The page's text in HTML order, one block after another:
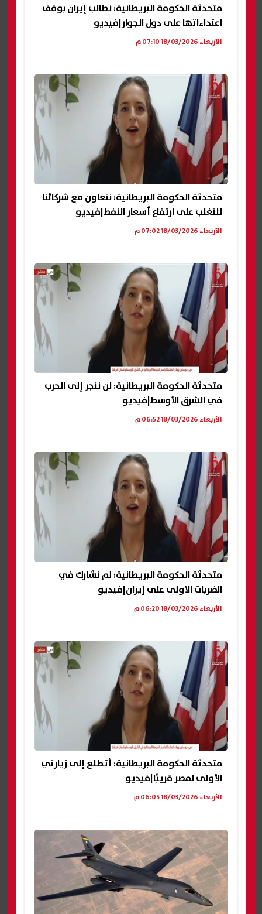
متحدثة الحكومة البريطانية: نطالب إيران بوقف
اعتداءاتها على دول الجوار|فيديو
الأربعاء 18/03/2026 07:10 م
متحدثة الحكومة البريطانية: نتعاون مع شركائنا
للتغلب على ارتفاع أسعار النفط|فيديو
الأربعاء 18/03/2026 07:02 م
متحدثة الحكومة البريطانية: لن ننجر إلى الحرب
في الشرق الأوسط|فيديو
الأربعاء 18/03/2026 06:52 م
متحدثة الحكومة البريطانية: لم نشارك في
الضربات الأولى على إيران|فيديو
الأربعاء 18/03/2026 06:20 م
متحدثة الحكومة البريطانية: أتطلع إلى زيارتي
الأولى لمصر قريبًا|فيديو
الأربعاء 18/03/2026 06:05 م